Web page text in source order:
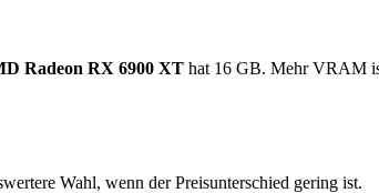
Radeon RX 6900 XT hat 16 GB. Mehr VRAM
Wahl, wenn der Preisunterschied gering ist.